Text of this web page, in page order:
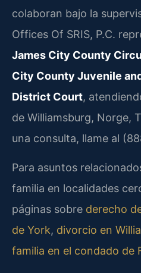
colaboran bajo la
Offices Of SRIS, P.C.
James City County
City County Juvenile
District Court,
de Williamsburg, Norge,
una consulta, llame al
Para asuntos
familia en localidades
páginas sobre derecho
de York, divorcio en
familia en el condado de